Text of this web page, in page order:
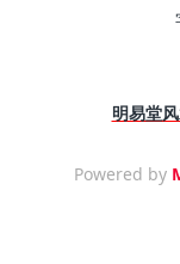
明易堂
Powered by